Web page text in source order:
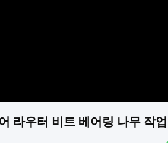
라우터 비트 베어링 나무 작업